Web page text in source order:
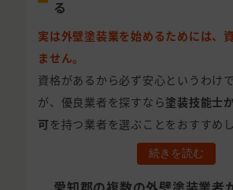
る
実は外壁塗装業を始めるためには、
ません。
資格があるから必ず安心というわけ
が、優良業者を探すなら塗装技能士
可 を持つ業者を選ぶことをおすすめし
続きを読む